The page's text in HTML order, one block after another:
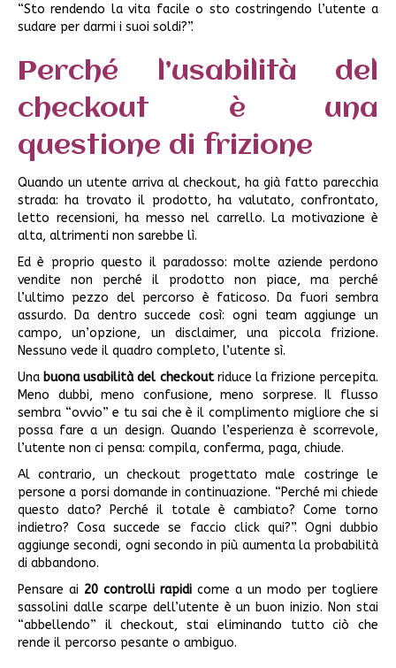
“Sto rendendo la vita facile o sto costringendo l’utente a
sudare per darmi i suoi soldi?”.
Perché l’usabilità del
checkout è una
questione di frizione
Quando un utente arriva al checkout, ha già fatto parecchia
strada: ha trovato il prodotto, ha valutato, confrontato,
letto recensioni, ha messo nel carrello. La motivazione è
alta, altrimenti non sarebbe lì.
Ed è proprio questo il paradosso: molte aziende perdono
vendite non perché il prodotto non piace, ma perché
l’ultimo pezzo del percorso è faticoso. Da fuori sembra
assurdo. Da dentro succede così: ogni team aggiunge un
campo, un’opzione, un disclaimer, una piccola frizione.
Nessuno vede il quadro completo, l’utente sì.
Una buona usabilità del checkoutriduce la frizione percepita.
Meno dubbi, meno confusione, meno sorprese. Il flusso
sembra “ovvio” e tu sai che è il complimento migliore che si
possa fare a un design. Quando l’esperienza è scorrevole,
l’utente non ci pensa: compila, conferma, paga, chiude.
Al contrario, un checkout progettato male costringe le
persone a porsi domande in continuazione. “Perché mi chiede
questo dato? Perché il totale è cambiato? Come torno
indietro? Cosa succede se faccio click qui?”. Ogni dubbio
aggiunge secondi, ogni secondo in più aumenta la probabilità
di abbandono.
Pensare ai 20 controlli rapidi come a un modo per togliere
sassolini dalle scarpe dell’utente è un buon inizio. Non stai
“abbellendo” il checkout, stai eliminando tutto ciò che
rende il percorso pesante o ambiguo.